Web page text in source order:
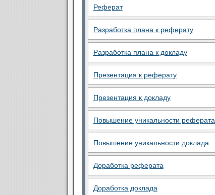
Реферат
Разработка плана к реферату
Разработка плана к докладу
Презентация к реферату
Презентация к докладу
Повышение уникальности реферата
Повышение уникальности доклада
Доработка реферата
Доработка доклада